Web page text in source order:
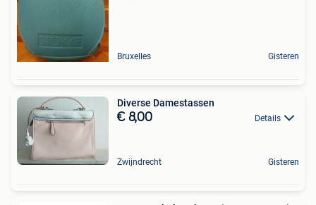
Bruxelles Gisteren
Diverse Damestassen
€ 8,00 Details
Zwijndrecht Gisteren